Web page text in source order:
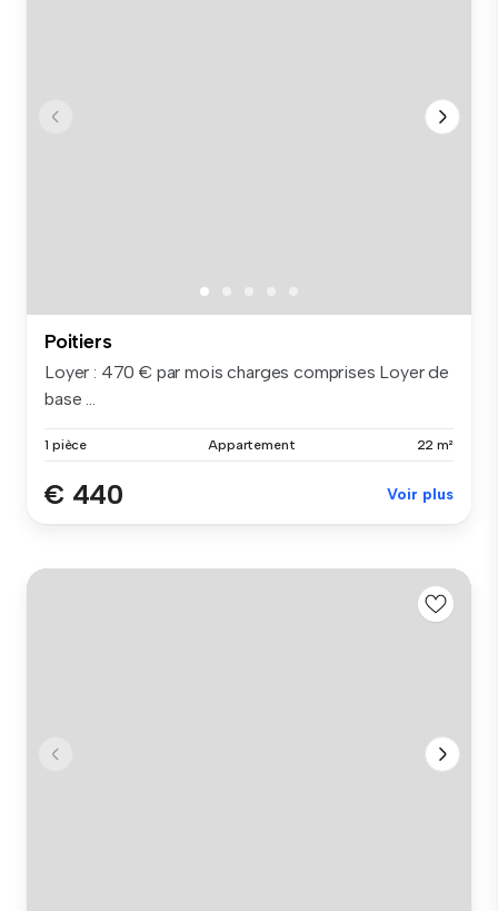
Poitiers
Loyer : 470 € par mois charges comprises Loyer de
base ...
1 pièce Appartement 22 m²
€ 440 Voir plus